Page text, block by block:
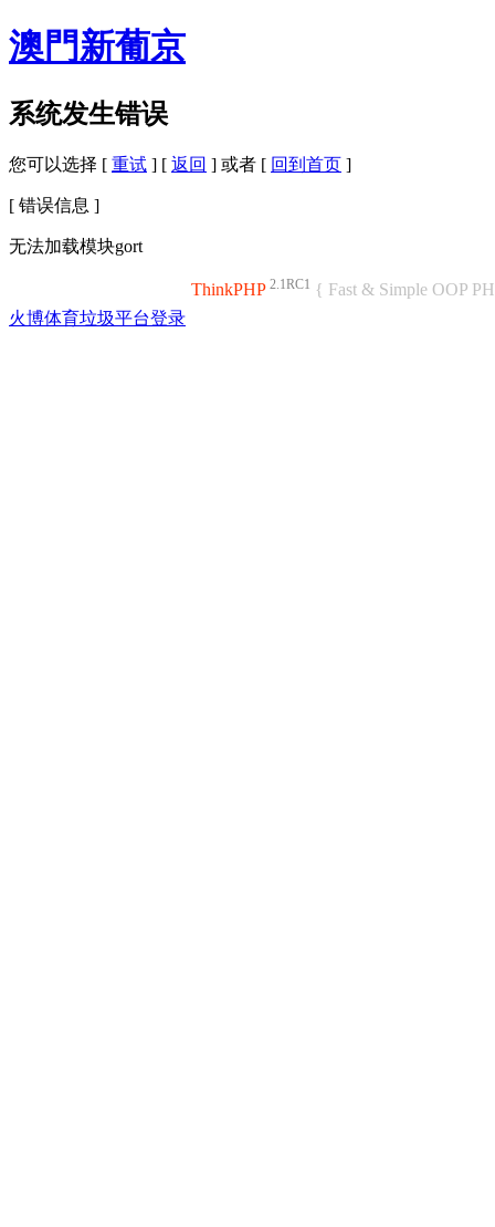
澳門新葡京
系统发生错误
您可以选择 [ 重试 ] [ 返回 ] 或者 [ 回到首页 ]
[ 错误信息 ]
无法加载模块gort
ThinkPHP 2.1RC1 { Fast & Simple OOP
火博体育垃圾平台登录